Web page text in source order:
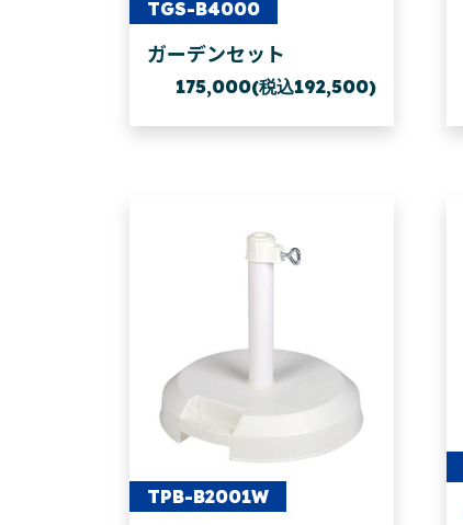
TGS-B4000
ガーデンセット
175,000(税込192,500)
TPB-B2001W